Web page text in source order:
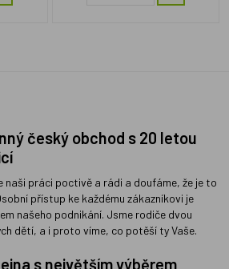
český obchod s 20 letou
naši práci poctivě a rádi a doufáme, že je to
přístup ke každému zákazníkovi je
našeho podnikání. Jsme rodiče dvou
dětí, a i proto víme, co potěší ty Vaše.
s největším výběrem